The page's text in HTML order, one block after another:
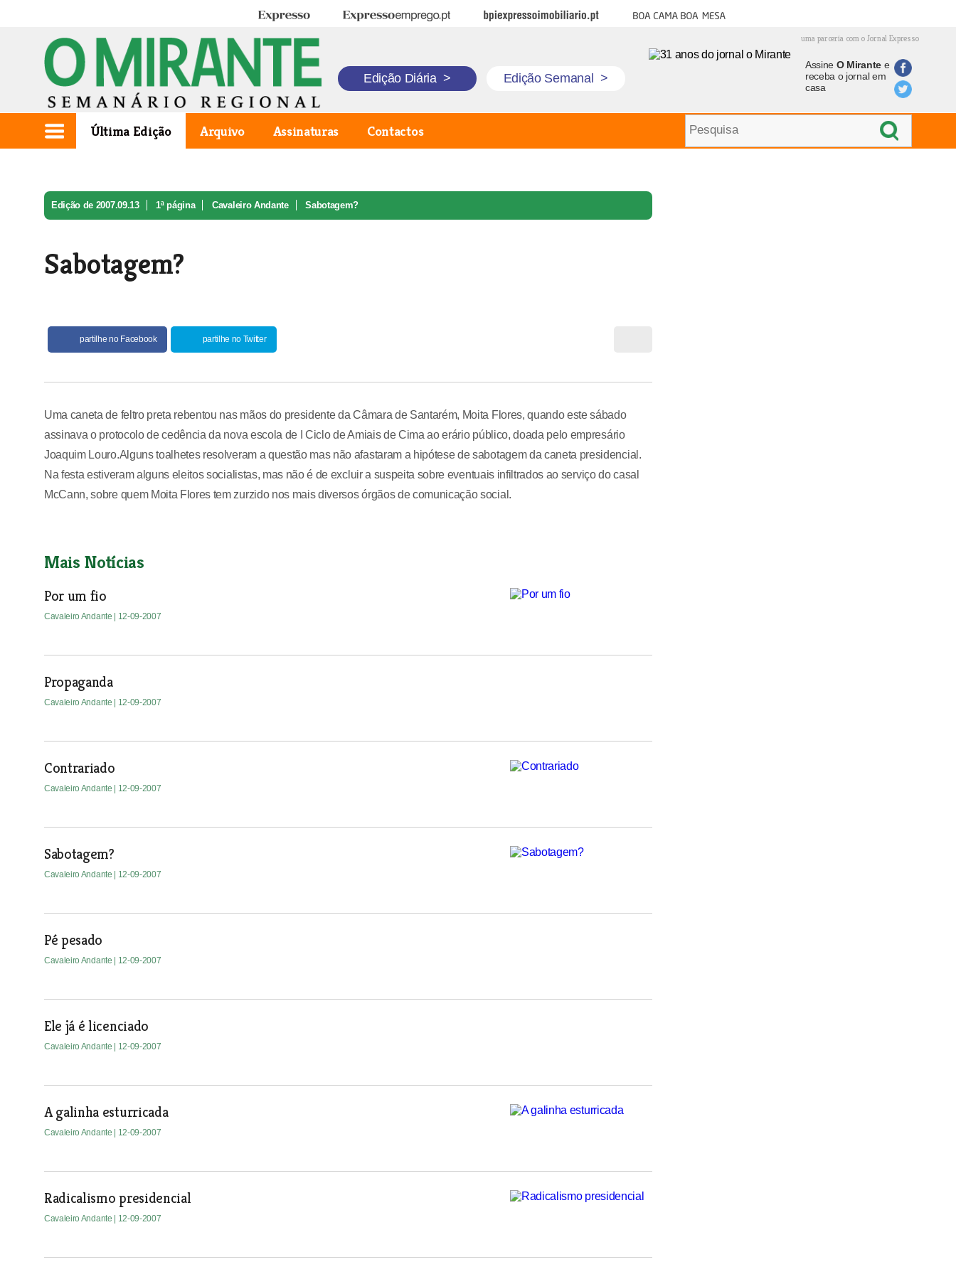
Expresso Expresso Emprego BPI Expresso Imobiliário Boa cama boa mesa
uma parceria com o Jornal Expresso
Edição Diária > Edição Semanal >
Assine O Mirantee
receba o jornal em
casa
Última Edição Arquivo Assinaturas Contactos
Edição de 2007.09.13 1ª página Cavaleiro Andante Sabotagem?
Sabotagem?
partilhe no Facebook partilhe no Twitter
Uma caneta de feltro preta rebentou nas mãos do presidente da Câmara de Santarém, Moita Flores, quando este sábado
assinava o protocolo de cedência da nova escola de I Ciclo de Amiais de Cima ao erário público, doada pelo empresário
Joaquim Louro.Alguns toalhetes resolveram a questão mas não afastaram a hipótese de sabotagem da caneta presidencial.
Na festa estiveram alguns eleitos socialistas, mas não é de excluir a suspeita sobre eventuais infiltrados ao serviço do casal
McCann, sobre quem Moita Flores tem zurzido nos mais diversos órgãos de comunicação social.
Mais Notícias
Por um fio
Cavaleiro Andante | 12-09-2007
Propaganda
Cavaleiro Andante | 12-09-2007
Contrariado
Cavaleiro Andante | 12-09-2007
Sabotagem?
Cavaleiro Andante | 12-09-2007
Pé pesado
Cavaleiro Andante | 12-09-2007
Ele já é licenciado
Cavaleiro Andante | 12-09-2007
A galinha esturricada
Cavaleiro Andante | 12-09-2007
Radicalismo presidencial
Cavaleiro Andante | 12-09-2007